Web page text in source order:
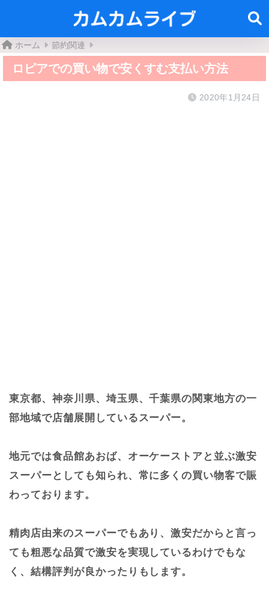
ホーム 節約関連
ロピアでの買い物で安くすむ支払い方法
2020年1月24日
東京都、神奈川県、埼玉県、千葉県の関東地方の一
部地域で店舗展開しているスーパー。
地元では食品館あおば、オーケーストアと並ぶ激安
スーパーとしても知られ、常に多くの買い物客で賑
わっております。
精肉店由来のスーパーでもあり、激安だからと言っ
ても粗悪な品質で激安を実現しているわけでもな
く、結構評判が良かったりもします。